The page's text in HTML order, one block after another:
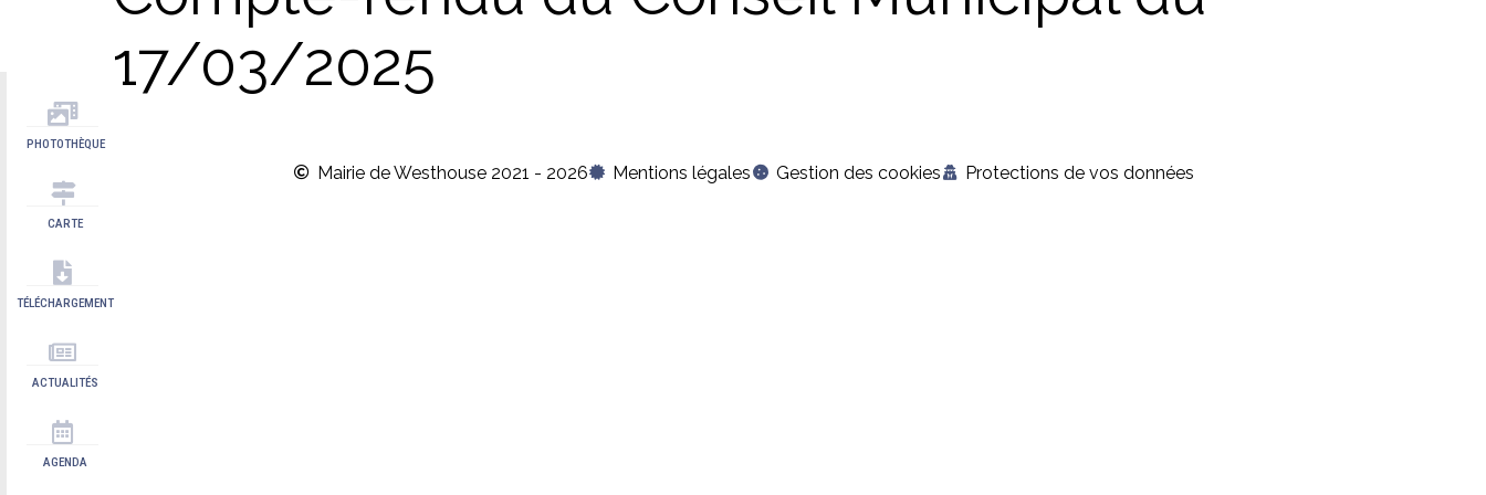
PHOTOTHÈQUE
CARTE
TÉLÉCHARGEMENT
ACTUALITÉS
AGENDA
17/03/2025
Mairie de Westhouse 2021 - 2026 Mentions légales Gestion des cookies Protections de vos données